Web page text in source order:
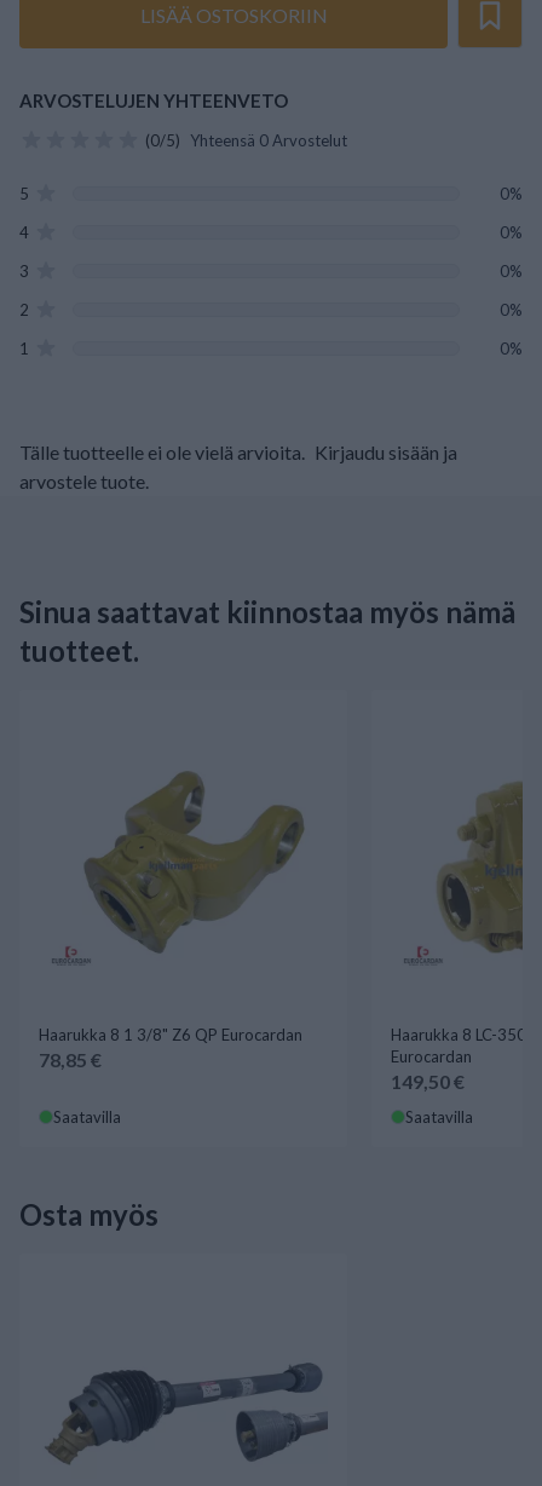
LISÄÄ OSTOSKORIIN
ARVOSTELUJEN YHTEENVETO
(0/5) Yhteensä 0 Arvostelut
5
0%
4
0%
3
0%
2
0%
1
0%
Tälle tuotteelle ei ole vielä arvioita. Kirjaudu sisään ja
arvostele tuote.
Sinua saattavat kiinnostaa myös nämä
tuotteet.
Haarukka 8 1 3/8" Z6 QP Eurocardan
78,85 €
Saatavilla
Haarukka 8 LC-
Eurocardan
149,50 €
Saatavilla
Osta myös